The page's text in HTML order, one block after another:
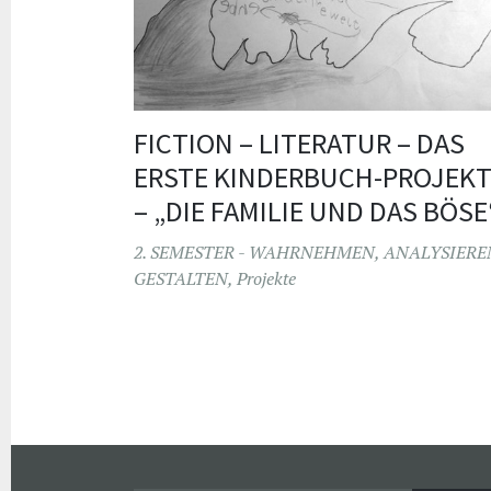
FICTION – LITERATUR – DAS
ERSTE KINDERBUCH-PROJEKT
– „DIE FAMILIE UND DAS
2. SEMESTER - WAHRNEHMEN,
GESTALTEN, Projekte